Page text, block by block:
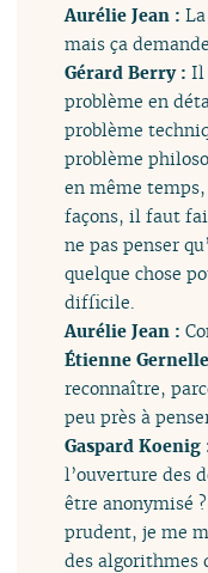
Aurélie Jean :
mais ça
Gérard Berry :Il
problème en
problème
problème
en même
façons, il faut
ne pas penser
quelque chose
difficile.
Aurélie Jean :
Étienne
reconnaître,
peu près à
Gaspard Koenig
l’ouverture des
être anonymisé
prudent, je me
des algorithmes